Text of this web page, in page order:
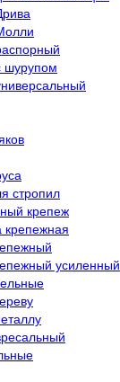
шурупом
стропил
крепеж
крепежная
усиленный